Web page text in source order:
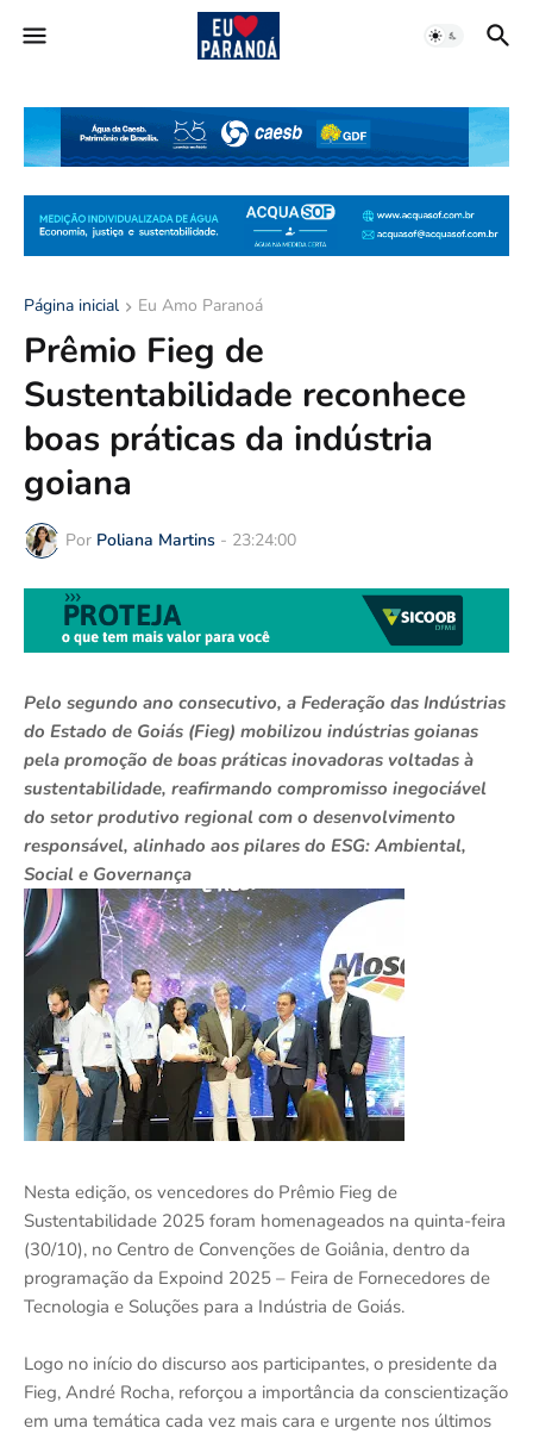
Página inicial Eu Amo Paranoá
Prêmio Fieg de
Sustentabilidade reconhece
boas práticas da indústria
goiana
Por Poliana Martins - 23:24:00
Pelo segundo ano consecutivo, a Federação das Indústrias
do Estado de Goiás (Fieg) mobilizou indústrias goianas
pela promoção de boas práticas inovadoras voltadas à
sustentabilidade, reafirmando compromisso inegociável
do setor produtivo regional com o desenvolvimento
responsável, alinhado aos pilares do ESG: Ambiental,
Social e Governança
Nesta edição, os vencedores do Prêmio Fieg de
Sustentabilidade 2025 foram homenageados na quinta-feira
(30/10), no Centro de Convenções de Goiânia, dentro da
programação da Expoind 2025 – Feira de Fornecedores de
Tecnologia e Soluções para a Indústria de Goiás.
Logo no início do discurso aos participantes, o presidente da
Fieg, André Rocha, reforçou a importância da conscientização
em uma temática cada vez mais cara e urgente nos últimos